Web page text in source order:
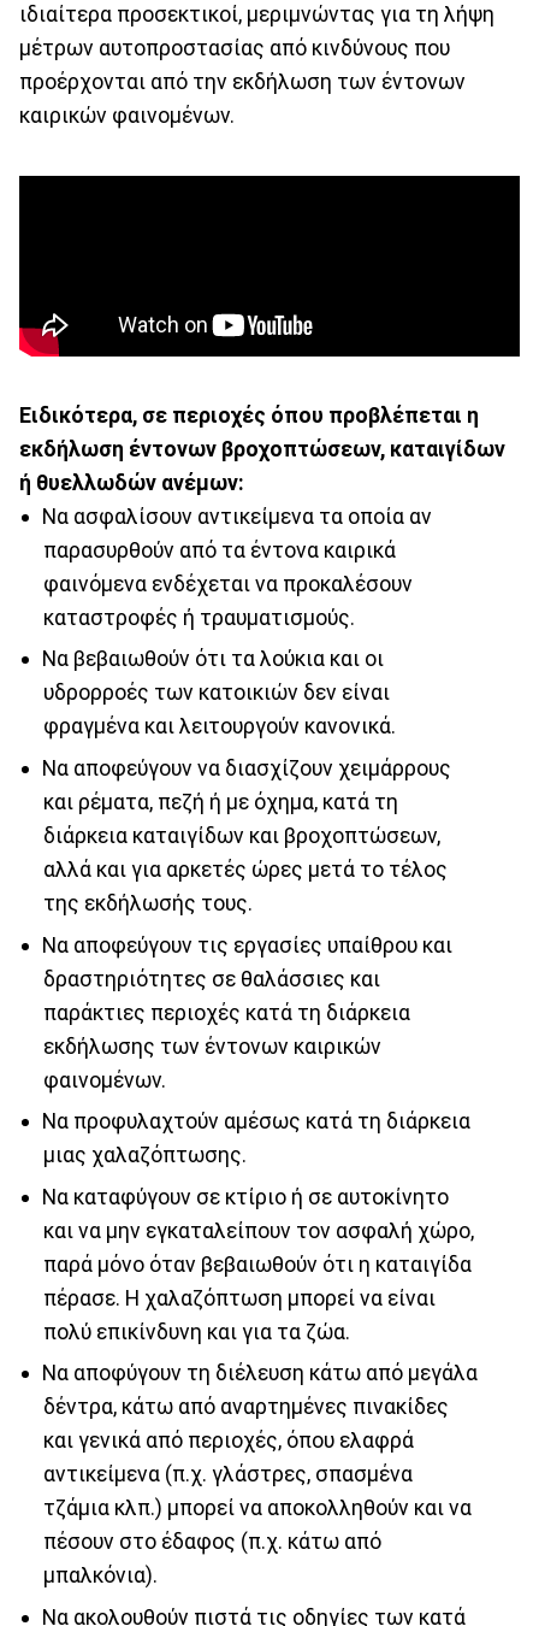
ιδιαίτερα προσεκτικοί, μεριμνώντας για τη λήψη
μέτρων αυτοπροστασίας από κινδύνους που
προέρχονται από την εκδήλωση των έντονων
καιρικών φαινομένων.
Ειδικότερα, σε περιοχές όπου προβλέπεται η
εκδήλωση έντονων βροχοπτώσεων, καταιγίδων
ή θυελλωδών ανέμων:
Να ασφαλίσουν αντικείμενα τα οποία αν
παρασυρθούν από τα έντονα καιρικά
φαινόμενα ενδέχεται να προκαλέσουν
καταστροφές ή τραυματισμούς.
Να βεβαιωθούν ότι τα λούκια και οι
υδρορροές των κατοικιών δεν είναι
φραγμένα και λειτουργούν κανονικά.
Να αποφεύγουν να διασχίζουν χειμάρρους
και ρέματα, πεζή ή με όχημα, κατά τη
διάρκεια καταιγίδων και βροχοπτώσεων,
αλλά και για αρκετές ώρες μετά το τέλος
της εκδήλωσής τους.
Να αποφεύγουν τις εργασίες υπαίθρου και
δραστηριότητες σε θαλάσσιες και
παράκτιες περιοχές κατά τη διάρκεια
εκδήλωσης των έντονων καιρικών
φαινομένων.
Να προφυλαχτούν αμέσως κατά τη διάρκεια
μιας χαλαζόπτωσης.
Να καταφύγουν σε κτίριο ή σε αυτοκίνητο
και να μην εγκαταλείπουν τον ασφαλή χώρο,
παρά μόνο όταν βεβαιωθούν ότι η καταιγίδα
πέρασε. Η χαλαζόπτωση μπορεί να είναι
πολύ επικίνδυνη και για τα ζώα.
Να αποφύγουν τη διέλευση κάτω από μεγάλα
δέντρα, κάτω από αναρτημένες πινακίδες
και γενικά από περιοχές, όπου ελαφρά
αντικείμενα (π.χ. γλάστρες, σπασμένα
τζάμια κλπ.) μπορεί να αποκολληθούν και να
πέσουν στο έδαφος (π.χ. κάτω από
μπαλκόνια).
Να ακολουθούν πιστά τις οδηγίες των κατά